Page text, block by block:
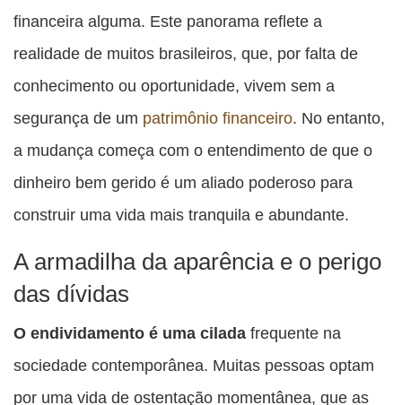
financeira alguma. Este panorama reflete a
realidade de muitos brasileiros, que, por falta de
conhecimento ou oportunidade, vivem sem a
segurança de um patrimônio financeiro. No entanto,
a mudança começa com o entendimento de que o
dinheiro bem gerido é um aliado poderoso para
construir uma vida mais tranquila e abundante.
A armadilha da aparência e o perigo
das dívidas
O endividamento é uma cilada frequente na
sociedade contemporânea. Muitas pessoas optam
por uma vida de ostentação momentânea, que as